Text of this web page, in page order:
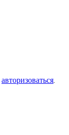
авторизоваться.